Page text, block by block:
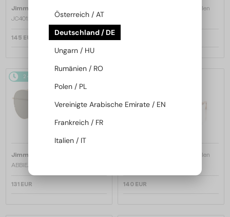
Jimmy Choo
JC4012 - 300613 - 60
145 EUR
Sonnenbrillen
2-4 WERKTAGE
Jimmy Choo
ABBIE/G/S - W8QK1 - 61
131 EUR
Sonnenbrillen
140 EUR
Österreich / AT
Deutschland / DE
Ungarn / HU
Rumänien / RO
Polen / PL
Vereinigte Arabische Emirate / EN
Frankreich / FR
Italien / IT